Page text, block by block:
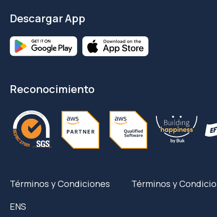
Descargar App
Reconocimiento
Términos y Condiciones
Términos y
ENS